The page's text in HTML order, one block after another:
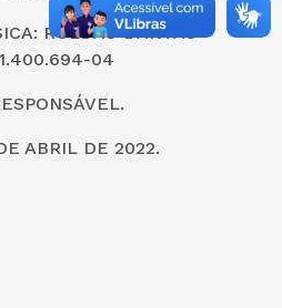
ROLDÃO DANTAS
04
ABRIL DE 2022.